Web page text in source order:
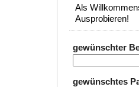
Als
Ausprobieren!
gewünschter
gewünschtes